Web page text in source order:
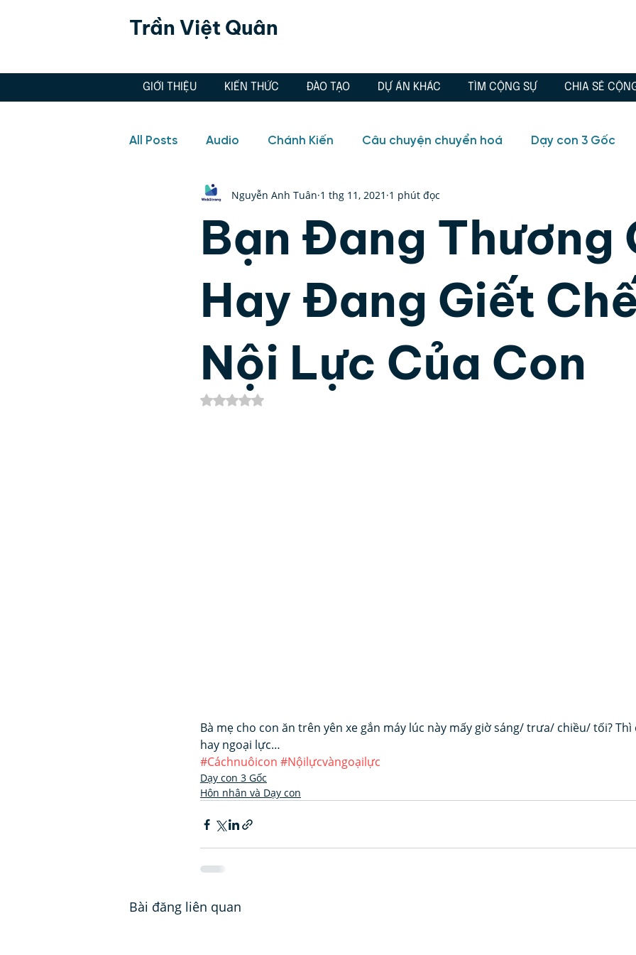
Trần Việt Quân
GIỚI THIỆU KIẾN THỨC ĐÀO TẠO DỰ ÁN KHÁC TÌM CỘNG SỰ CHIA SẺ
All Posts Audio Chánh Kiến Câu chuyện chuyển hoá Dạy con 3 Gốc
Hôn nhân, Tình yêu Audio Blog Câu chuyện chuyển hoá
Doanh nghiệp Hôn nhân, Tình yêu Đông phương học Quà tặng
Quản lý cảm xúc, Thiền, Chữa lành Tuổi trẻ Video Blog Huyền
Phát Triển Bản Thân Nhân Tướng Học Lãnh Đạo Doanh Nghiệp
Bạn Đang Thương
Hay Đang Giết
Nội Lực Của Con
Nguyễn Anh Tuân 1 thg 11, 2021 1 phút đọc
Đã xếp hạng NaN/5 sao.
Bà mẹ cho con ăn trên yên xe gắn máy lúc này mấy giờ sáng/ trưa/ chiều/ tối?
hay ngoại lực…
#Cáchnuôicon #Nộilựcvàngoạilực
Dạy con 3 Gốc
Hôn nhân và Dạy con
Bài đăng liên quan